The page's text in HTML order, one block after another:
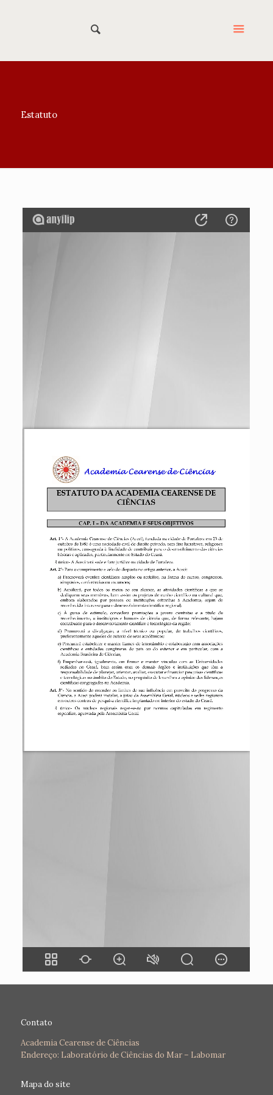
Estatuto
Contato
Academia Cearense de Ciências
Endereço: Laboratório de Ciências do Mar – Labomar
Mapa do site